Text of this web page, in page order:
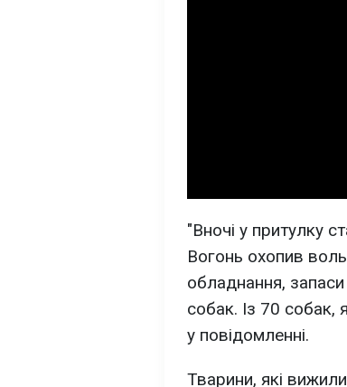
"Вночі у притулку
Вогонь охопив
обладнання,
собак. Із 70 собак,
у повідомленні.
Тварини, які